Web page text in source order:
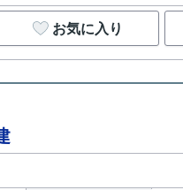
お気に入り